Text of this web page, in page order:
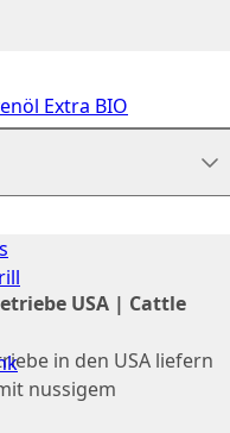
Extra BIO
USA | Cattle
in den USA liefern
nussigem